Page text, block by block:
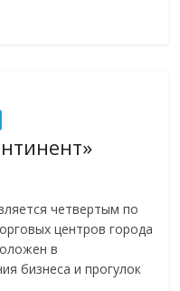
четвертым по
центров города
в
бизнеса и прогулок